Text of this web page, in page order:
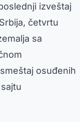
izveštaj
četvrtu
sa
osuđenih